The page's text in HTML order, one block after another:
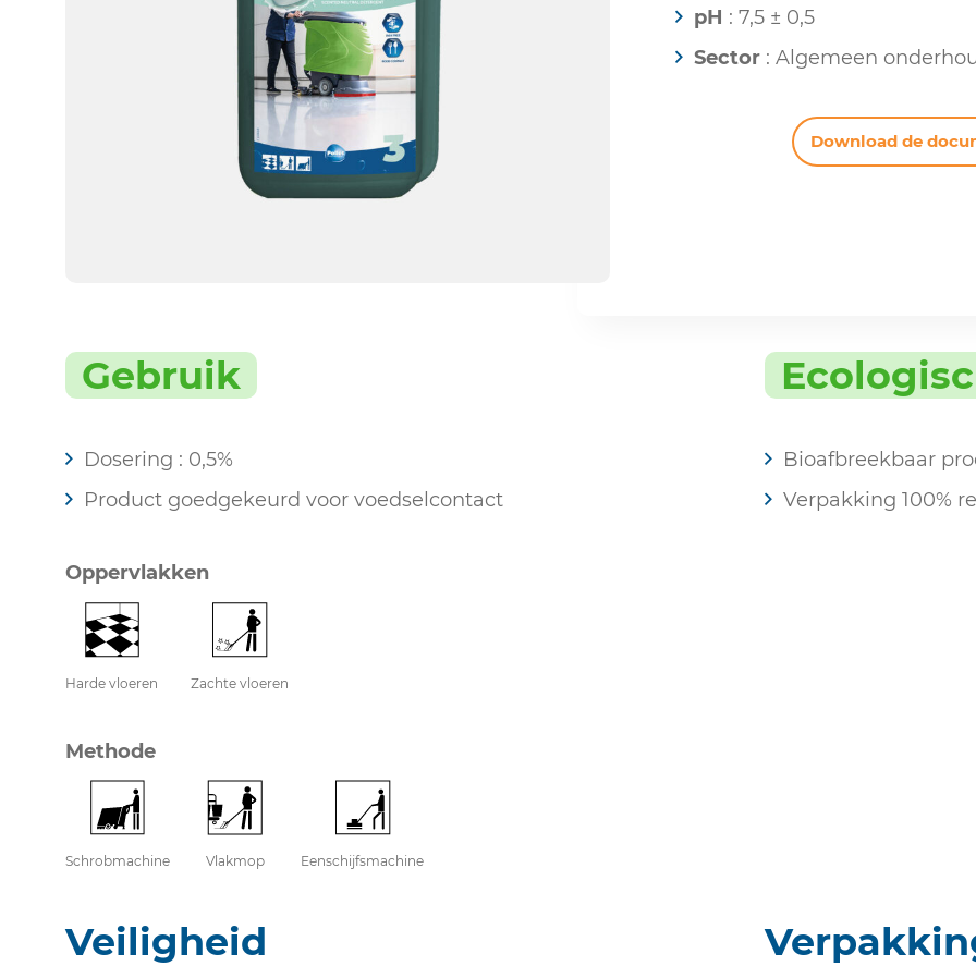
pH : 7,5 ± 0,5
Sector : Algemeen
Download de
Gebruik
Dosering : 0,5%
Product goedgekeurd voor voedselcontact
Oppervlakken
Harde vloeren Zachte vloeren
Methode
Schrobmachine Vlakmop Eenschijfsmachine
Bioafbreekbaar
Verpakking 100%
Veiligheid